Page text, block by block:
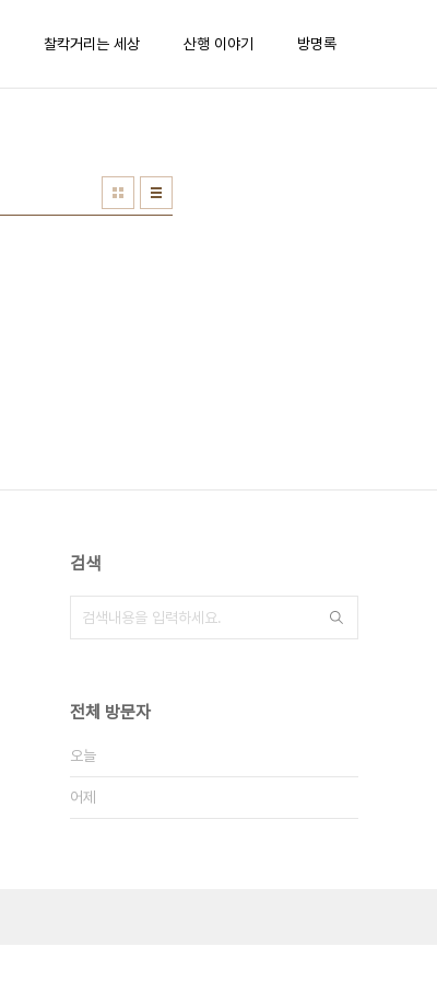
찰칵거리는 세상 산행 이야기 방명록
검색
전체 방문자
오늘
어제